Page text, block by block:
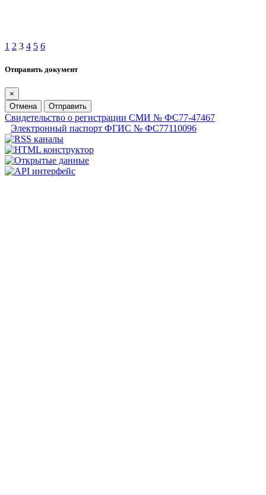
1 2 3 4 5 6
Отправить документ
×
Отмена
Отправить
Свидетельство о регистрации СМИ № ФС77-47467
Электронный паспорт ФГИС № ФС77110096